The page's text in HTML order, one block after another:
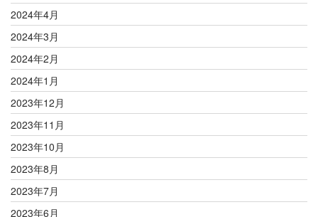
2024年4月
2024年3月
2024年2月
2024年1月
2023年12月
2023年11月
2023年10月
2023年8月
2023年7月
2023年6月